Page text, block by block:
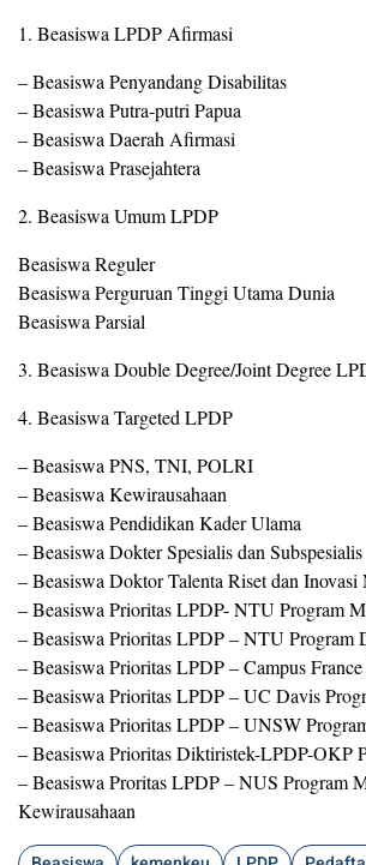
1. Beasiswa LPDP Afirmasi
– Beasiswa Penyandang Disabilitas
– Beasiswa Putra-putri Papua
– Beasiswa Daerah Afirmasi
– Beasiswa Prasejahtera
2. Beasiswa Umum LPDP
Beasiswa Reguler
Beasiswa Perguruan Tinggi Utama Dunia
Beasiswa Parsial
3. Beasiswa Double Degree/Joint Degree
4. Beasiswa Targeted LPDP
– Beasiswa PNS, TNI, POLRI
– Beasiswa Kewirausahaan
– Beasiswa Pendidikan Kader Ulama
– Beasiswa Dokter Spesialis dan Subspesialis
– Beasiswa Doktor Talenta Riset dan Inovasi
– Beasiswa Prioritas LPDP- NTU Program
– Beasiswa Prioritas LPDP – NTU Program
– Beasiswa Prioritas LPDP – Campus
– Beasiswa Prioritas LPDP – UC Davis
– Beasiswa Prioritas LPDP – UNSW
– Beasiswa Prioritas Diktiristek-LPDP-OKP
– Beasiswa Proritas LPDP – NUS Program
Kewirausahaan